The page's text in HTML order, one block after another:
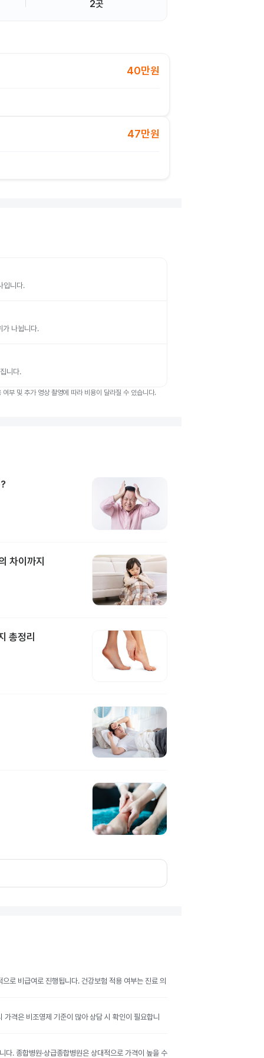
2곳
40만원
47만원
입니다.
가 나뉩니다.
니다.
부 및 추가 영상 촬영에 따라 비용이 달라질 수 있습니다.
차이까지
총정리
로 비급여로 진행됩니다. 건강보험 적용 여부는 진료 의
격은 비조영제 기준이 많아 상담 시 확인이 필요합니
. 종합병원·상급종합병원은 상대적으로 가격이 높을 수